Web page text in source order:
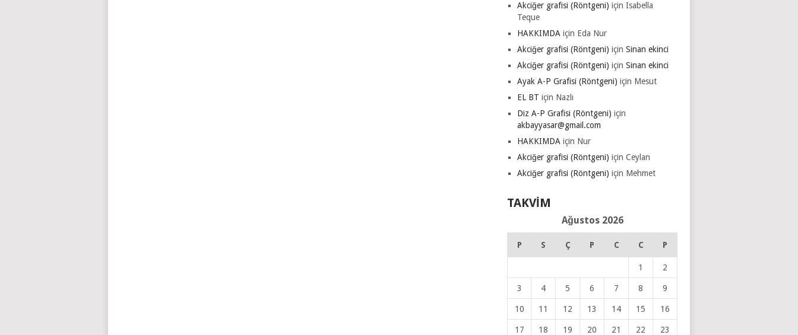
Akciğer grafisi (Röntgeni) içinIsabella
Teque
HAKKIMDA için Eda Nur
Akciğer grafisi (Röntgeni) içinSinan ekinci
Akciğer grafisi (Röntgeni) içinSinan ekinci
Ayak A-P Grafisi (Röntgeni) için Mesut
EL BT için Nazlı
Diz A-P Grafisi (Röntgeni) için
akbayyasar@gmail.com
HAKKIMDA için Nur
Akciğer grafisi (Röntgeni) içinCeylan
Akciğer grafisi (Röntgeni) için Mehmet
TAKVIM
Ağustos 2026
P S Ç P C C P
1 2
3 4 5 6 7 8 9
10 11 12 13 14 15 16
17 18 19 20 21 22 23